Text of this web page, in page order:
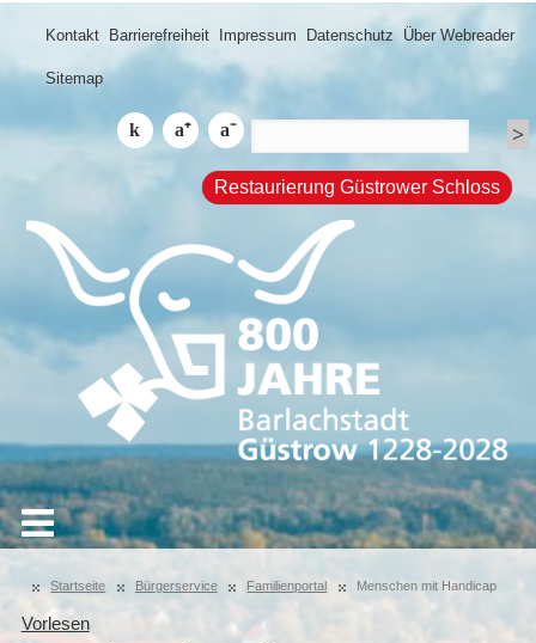
Kontakt Barrierefreiheit Impressum Datenschutz Über Webreader
Sitemap
Restaurierung Güstrower Schloss
Startseite Bürgerservice Familienportal Menschen mit Handicap
Vorlesen